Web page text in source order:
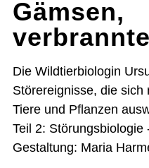
Gämsen,
Die Wildtierbiologin
Störereignisse, die
Tiere und Pflanzen
Teil 2:
Gestaltung: Maria